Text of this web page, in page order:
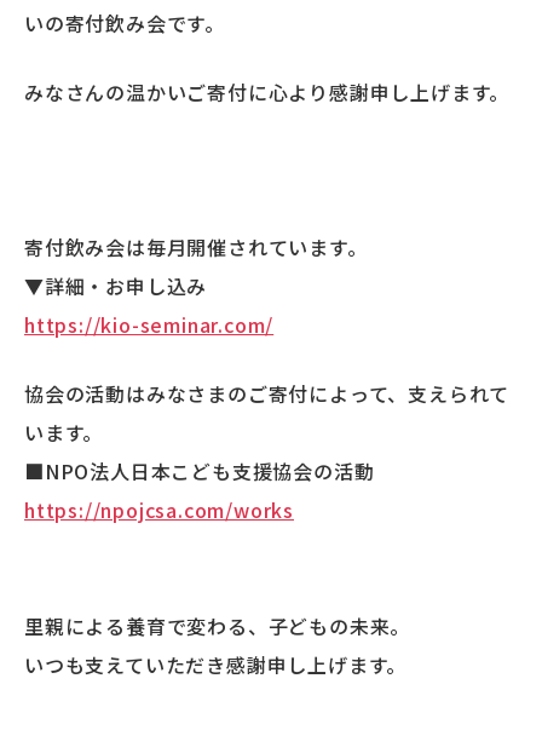
いの寄付飲み会です。
みなさんの温かいご寄付に心より感謝申し上げます。
寄付飲み会は毎月開催されています。
▼詳細・お申し込み
https://kio-seminar.com/
協会の活動はみなさまのご寄付によって、支えられて
います。
■NPO法人日本こども支援協会の活動
https://npojcsa.com/works
里親による養育で変わる、子どもの未来。
いつも支えていただき感謝申し上げます。